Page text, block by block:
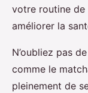
votre routine de
améliorer la
N’oubliez pas
comme le
pleinement de